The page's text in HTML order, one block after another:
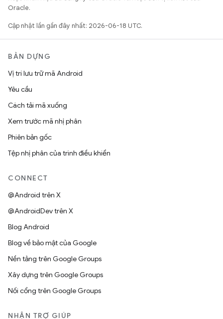
Oracle.
Cập nhật lần gần đây nhất: 2026-06-18 UTC.
BẢN DỰNG
Vị trí lưu trữ mã Android
Yêu cầu
Cách tải mã xuống
Xem trước mã nhị phân
Phiên bản gốc
Tệp nhị phân của trình điều khiển
CONNECT
@Android trên X
@AndroidDev trên X
Blog Android
Blog về bảo mật của Google
Nền tảng trên Google Groups
Xây dựng trên Google Groups
Nối cổng trên Google Groups
NHẬN TRỢ GIÚP